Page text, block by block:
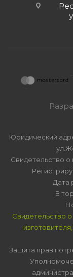
Юридический
Свидетельство о
Дата
В
Свидетельство о
Защита прав